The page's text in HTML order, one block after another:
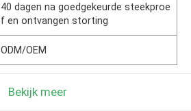
40 dagen na goedgekeurde steekproe
f en ontvangen storting
ODM/OEM
Bekijk meer